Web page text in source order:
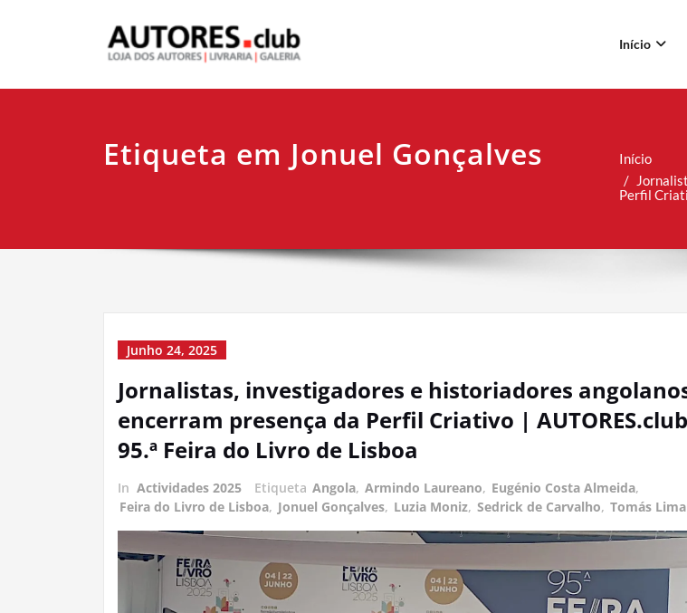
Início
Etiqueta em Jonuel Gonçalves
Início
Perfil
Junho 24, 2025
Jornalistas, investigadores e historiadores
encerram presença da Perfil Criativo |
95.ª Feira do Livro de Lisboa
In Actividades 2025 Etiqueta Angola, Armindo Laureano, Eugénio Costa Almeida,
Feira do Livro de Lisboa, Jonuel Gonçalves, Luzia Moniz, Sedrick de Carvalho, Tomás